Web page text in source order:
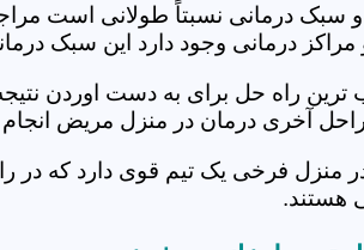
سبک درمانی نسبتاً طولانی است
مراکز درمانی وجود دارد این سبک
راه حل برای به دست اوردن
آخری درمان در منزل مریض
منزل فرخی یک تیم قوی دارد که در
هستند.